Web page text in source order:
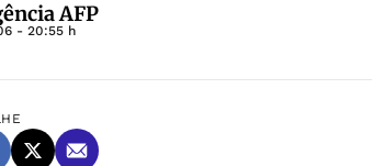
AFP
- 20:55 h